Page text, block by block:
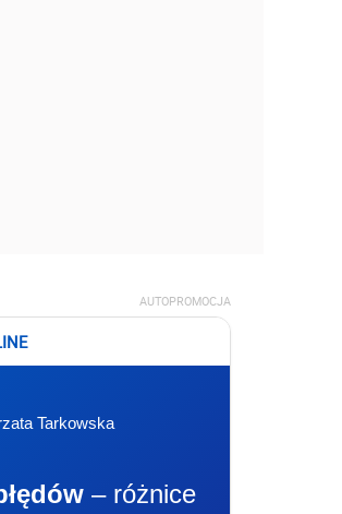
AUTOPROMOCJA
Tarkowska
– różnice